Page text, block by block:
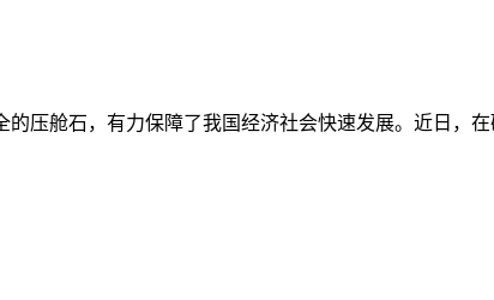
压舱石，有力保障了我国经济社会快速发展。近日，